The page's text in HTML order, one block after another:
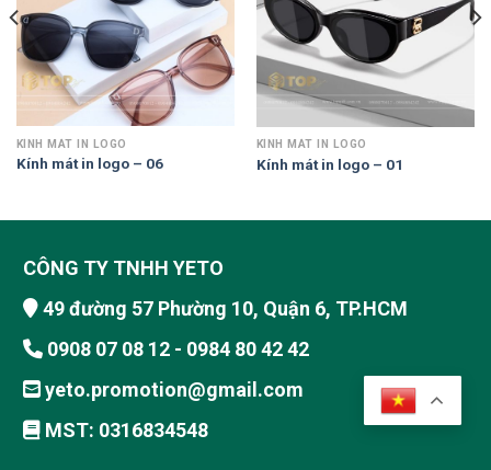
KÍNH MÁT IN LOGO
Kính mát in logo – 06
KÍNH MÁT IN LOGO
Kính mát in logo – 01
CÔNG TY TNHH YETO
49 đường 57 Phường 10, Quận 6, TP.HCM
0908 07 08 12 - 0984 80 42 42
yeto.promotion@gmail.com
MST: 0316834548